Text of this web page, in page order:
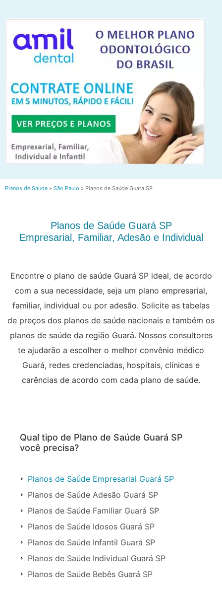
Planos de Saúde » São Paulo » Planos de Saúde Guará SP
Planos de Saúde Guará SP
Empresarial, Familiar, Adesão e Individual
Encontre o plano de saúde Guará SP ideal, de acordo
com a sua necessidade, seja um plano empresarial,
familiar, individual ou por adesão. Solicite as tabelas
de preços dos planos de saúde nacionais e também os
planos de saúde da região Guará. Nossos consultores
te ajudarão a escolher o melhor convênio médico
Guará, redes credenciadas, hospitais, clínicas e
carências de acordo com cada plano de saúde.
Qual tipo de Plano de Saúde Guará SP
você precisa?
Planos de Saúde Empresarial Guará SP
Planos de Saúde Adesão Guará SP
Planos de Saúde Familiar Guará SP
Planos de Saúde Idosos Guará SP
Planos de Saúde Infantil Guará SP
Planos de Saúde Individual Guará SP
Planos de Saúde Bebês Guará SP